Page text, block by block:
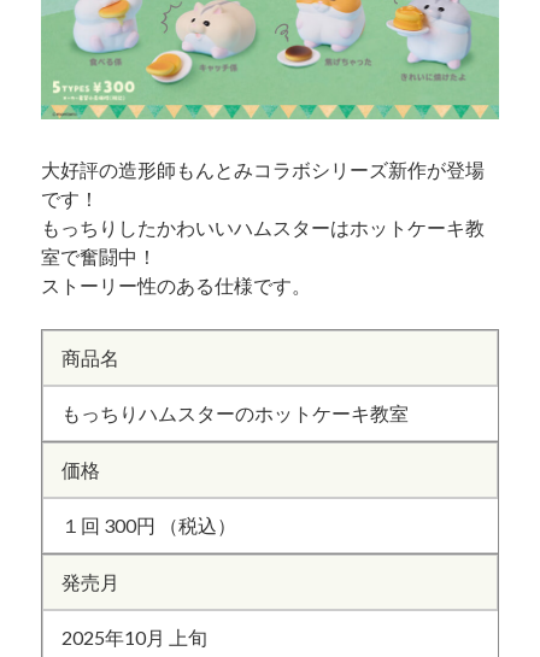
大好評の造形師もんとみコラボシリーズ新作が登場
です！
もっちりしたかわいいハムスターはホットケーキ教
室で奮闘中！
ストーリー性のある仕様です。
商品名
もっちりハムスターのホットケーキ教室
価格
１回 300円 （税込）
発売月
2025年10月 上旬